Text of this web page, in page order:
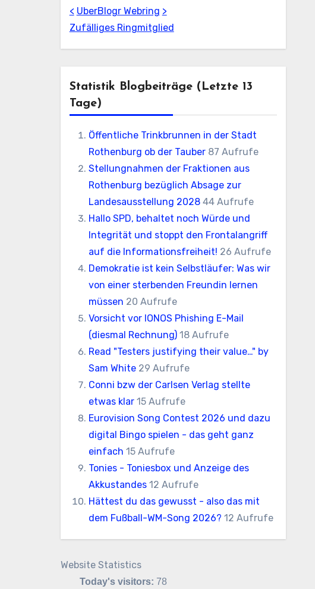
< UberBlogr Webring >
Zufälliges Ringmitglied
Statistik Blogbeiträge (letzte 13
Tage)
Öffentliche Trinkbrunnen in der Stadt
Rothenburg ob der Tauber 87 Aufrufe
Stellungnahmen der Fraktionen aus
Rothenburg bezüglich Absage zur
Landesausstellung 2028 44 Aufrufe
Hallo SPD, behaltet noch Würde und
Integrität und stoppt den Frontalangriff
auf die Informationsfreiheit! 26 Aufrufe
Demokratie ist kein Selbstläufer: Was wir
von einer sterbenden Freundin lernen
müssen 20 Aufrufe
Vorsicht vor IONOS Phishing E-Mail
(diesmal Rechnung) 18 Aufrufe
Read "Testers justifying their value…" by
Sam White 29 Aufrufe
Conni bzw der Carlsen Verlag stellte
etwas klar 15 Aufrufe
Eurovision Song Contest 2026 und dazu
digital Bingo spielen - das geht ganz
einfach 15 Aufrufe
Tonies - Toniesbox und Anzeige des
Akkustandes 12 Aufrufe
Hättest du das gewusst - also das mit
dem Fußball-WM-Song 2026? 12 Aufrufe
Website Statistics
Today's visitors: 78